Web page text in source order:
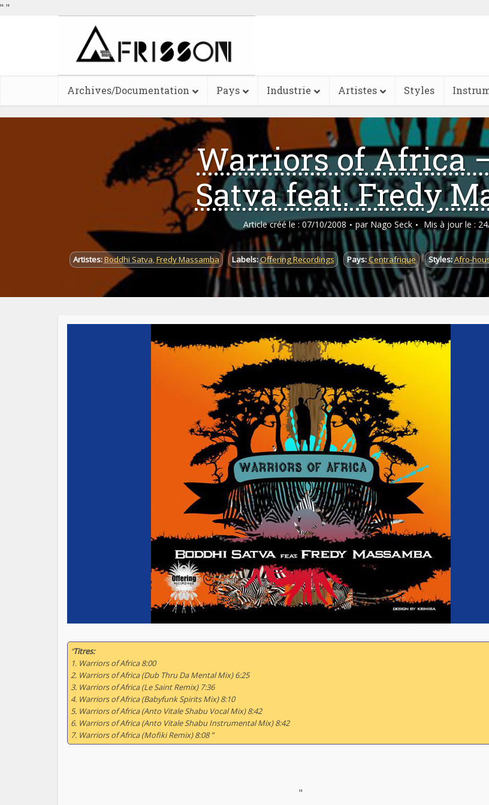
" "
Archives/Documentation Pays Industrie Artistes Styles
Warriors of Africa
Satva feat. Fredy
Article créé le : 07/10/2008 par Nago Seck Mis à jour le :
Artistes:Boddhi Satva,Fredy Massamba Labels:Offering Recordings Pays:Centrafrique Styles:Afro-
“Titres:
1. Warriors of Africa 8:00
2. Warriors of Africa (Dub Thru Da Mental Mix) 6:25
3. Warriors of Africa (Le Saint Remix) 7:36
4. Warriors of Africa (Babyfunk Spirits Mix) 8:10
5. Warriors of Africa (Anto Vitale Shabu Vocal Mix) 8:42
6. Warriors of Africa (Anto Vitale Shabu Instrumental Mix) 8:42
7. Warriors of Africa (Mofiki Remix) 8:08 ”
"